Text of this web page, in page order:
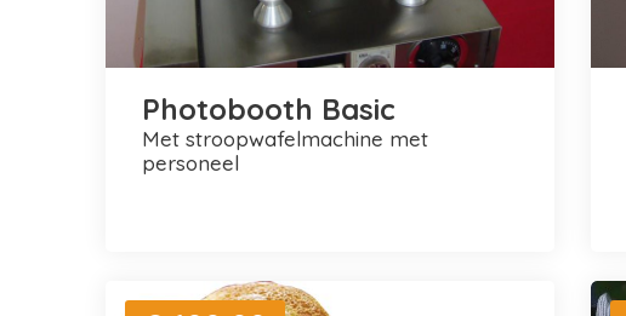
Photobooth Basic
met stroopwafelmachine met
personeel